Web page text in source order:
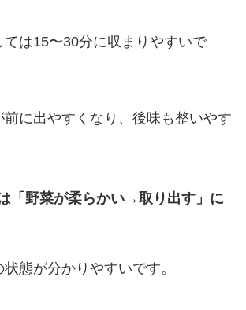
ては15〜30分に収まりやすいで
に出やすくなり、後味も整いやす
「野菜が柔らかい→取り出す」に
態が分かりやすいです。